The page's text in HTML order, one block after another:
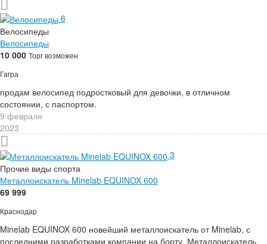
6
Велосипеды
Велосипеды
10 000 Торг возможен
Гагра
продам велосипед подростковый для девочки, в отличном
состоянии, с паспортом.
9 февраля
2023
3
Прочие виды спорта
Металлоискатель Minelab EQUINOX 600
69 999
Краснодар
Minelab EQUINOX 600 новейший металлоискатель от Minelab, с
последними разработками компании на борту. Металлоискатель